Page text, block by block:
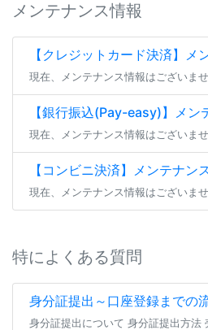
メンテナンス情報
【クレジットカード決済】メ
現在、メンテナンス情報はございませ
【銀行振込(Pay-easy)】メン
現在、メンテナンス情報はございませ
【コンビニ決済】メンテナン
現在、メンテナンス情報はございませ
特によくある質問
身分証提出～口座登録までの